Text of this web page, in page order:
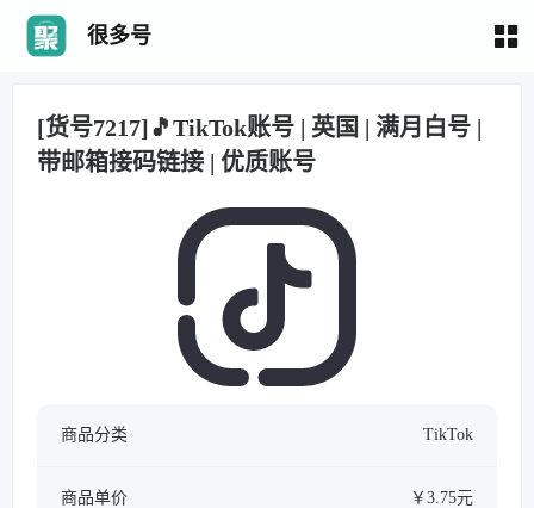
很多号
[货号7217]🎵TikTok账号 | 英国 | 满月白号 |
带邮箱接码链接 | 优质账号
商品分类 TikTok
商品单价 ￥3.75元